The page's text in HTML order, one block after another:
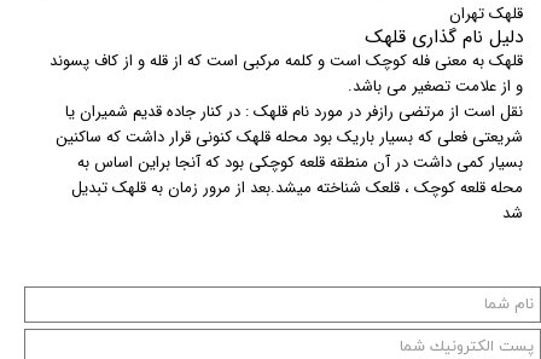
قلهک تهران
دلیل نام گذاری قلهک
قلهک به معنی فله کوچک است و کلمه مرکبی است که از قله و از کاف پسوند
و از علامت تصغیر می باشد.
نقل است از مرتضی رازفر در مورد نام قلهک : در کنار جاده قدیم شمیران یا
شریعتی فعلی که بسیار باریک بود محله قلهک کنونی قرار داشت که ساکنین
بسیار کمی داشت در آن منطقه قلعه کوچکی بود که آنجا براین اساس به
محله قلعه کوچک ، قلعک شناخته میشد.بعد از مرور زمان به قلهک تبدیل
شد